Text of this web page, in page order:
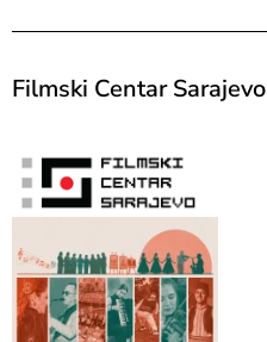
Filmski Centar Sarajevo